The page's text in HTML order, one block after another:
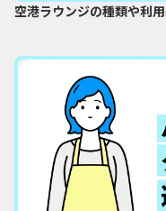
空港ラウンジの種類や利